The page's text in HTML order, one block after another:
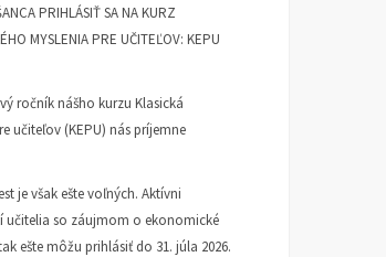
PRIHLÁSIŤ SA NA KURZ
MYSLENIA PRE UČITEĽOV: KEPU
ročník nášho kurzu Klasická
učiteľov (KEPU) nás príjemne
je však ešte voľných. Aktívni
učitelia so záujmom o ekonomické
ešte môžu prihlásiť do 31. júla 2026.